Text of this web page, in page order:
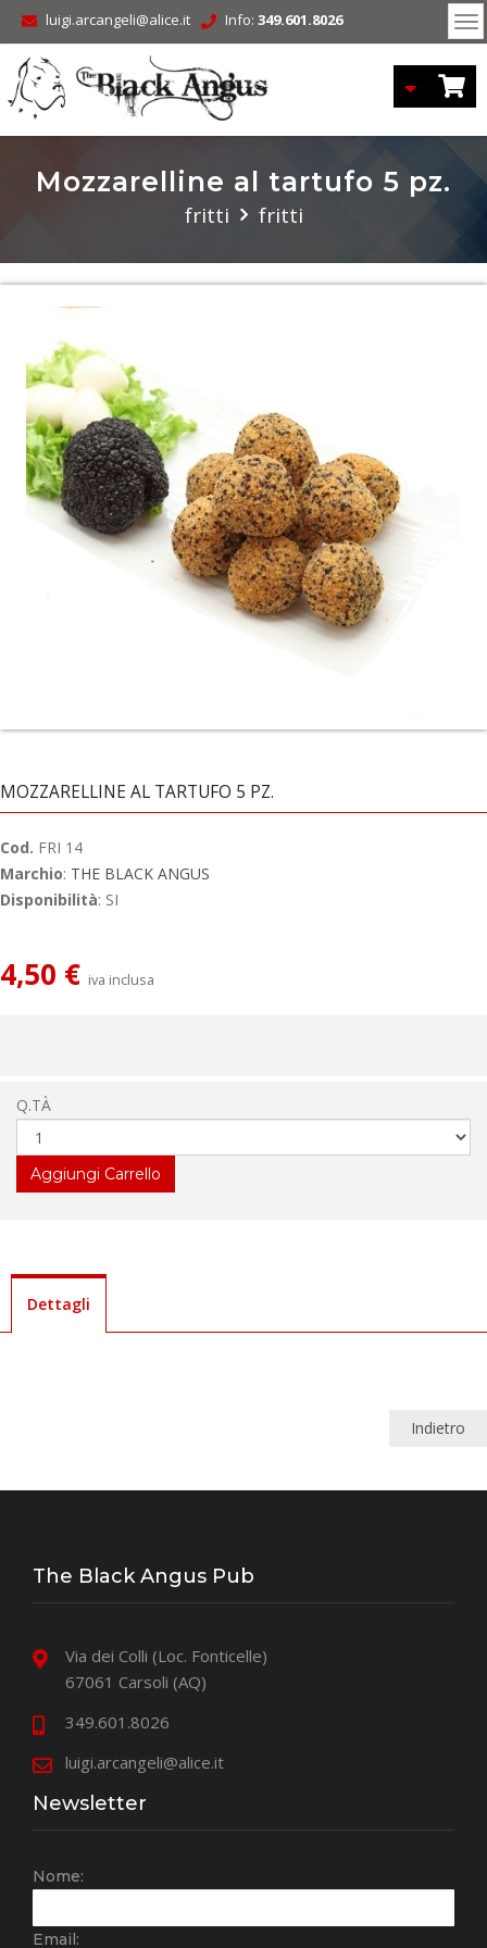
luigi.arcangeli@alice.it Info: 349.601.8026
Mozzarelline al tartufo 5 pz.
fritti fritti
MOZZARELLINE AL TARTUFO 5 PZ.
Cod. FRI 14
Marchio: THE BLACK ANGUS
Disponibilità: SI
4,50 € iva inclusa
Q.TÀ
Dettagli
Indietro
The Black Angus Pub
Via dei Colli (Loc. Fonticelle)
67061 Carsoli (AQ)
349.601.8026
luigi.arcangeli@alice.it
Newsletter
Nome:
Email: